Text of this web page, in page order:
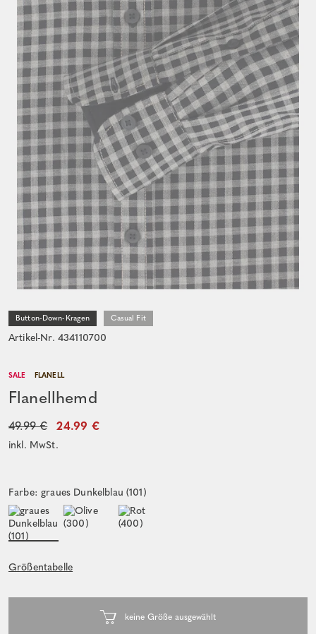
Button-Down-Kragen Casual Fit
Artikel-Nr. 434110700
SALE FLANELL
Flanellhemd
49.99 € 24.99 €
inkl. MwSt.
Farbe: graues Dunkelblau (101)
Größentabelle